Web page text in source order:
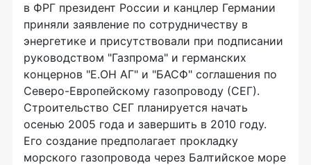
в ФРГ президент России и канцлер Германии
приняли заявление по сотрудничеству в
энергетике и присутствовали при подписании
руководством "Газпрома" и германских
концернов "Е.ОН АГ" и "БАСФ" соглашения по
Северо-Европейскому газопроводу (СЕГ).
Строительство СЕГ планируется начать
осенью 2005 года и завершить в 2010 году.
Его создание предполагает прокладку
морского газопровода через Балтийское море